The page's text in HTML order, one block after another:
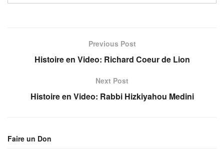
Previous Post
Histoire en Video: Richard Coeur de Lion
Next Post
Histoire en Video: Rabbi Hizkiyahou Medini
Faire un Don